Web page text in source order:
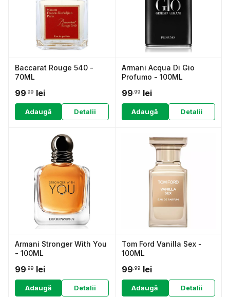
Baccarat Rouge 540 -
70ML
99 .99 lei
Adaugă Detalii
Armani Acqua Di Gio
Profumo - 100ML
99 .99 lei
Adaugă Detalii
Armani Stronger With You
- 100ML
99 .99 lei
Adaugă Detalii
Tom Ford Vanilla Sex -
100ML
99 .99 lei
Adaugă Detalii